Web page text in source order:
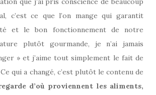
c’est ce que l’on mange qui garantit
et le bon fonctionnement de notre
plutôt gourmande, je n’ai jamais
» et j’aime tout simplement le fait de
qui a changé, c’est plutôt le contenu de
d’où proviennent les aliments,